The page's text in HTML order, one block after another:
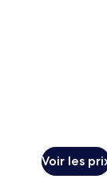
u
Voir les